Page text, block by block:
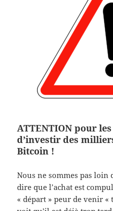
ATTENTION pour les
d’investir des
Bitcoin !
Nous ne sommes pas loin
dire que l’achat est
« départ » peur de venir «